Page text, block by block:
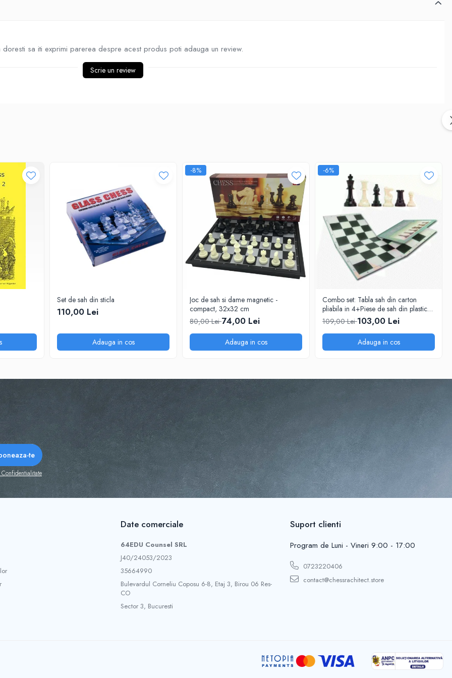
doresti sa iti exprimi parerea despre acest produs poti adauga un review.
Scrie un review
Set de sah din sticla
110,00 Lei
Adauga in cos
-8%
Joc de sah si dame magnetic -
compact, 32x32 cm
80,00 Lei74,00 Lei
Adauga in cos
-6%
Combo set: Tabla sah din carton
pliabila in 4+Piese de sah din plastic
no. 6 - weighted
109,00 Lei103,00 Lei
Adauga in cos
Date comerciale
64EDU Counsel SRL
J40/24053/2023
35664990
Bulevardul Corneliu Coposu 6-8, Etaj 3, Birou 06 Res-
CO
Sector 3, Bucuresti
Suport clienti
Program de Luni - Vineri 9:00 - 17:00
0723220406
contact@chessrachitect.store